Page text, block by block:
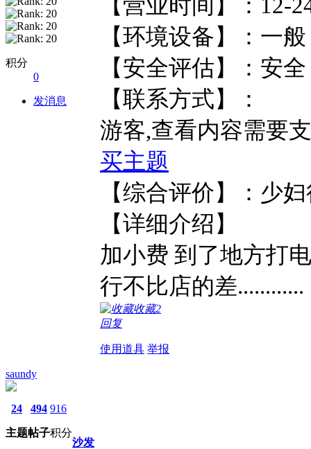
积分
0
发消息
【营业时间】
【环境设备】
【安全评估】
【联系方式】：
游客,查看内容需要
买主题
【综合评价
【详细介绍】
加小费 到了地方打
行不比店的差............
收藏2
回复
使用道具 举报
saundy
24
主题
494
帖子
916
积分
沙发